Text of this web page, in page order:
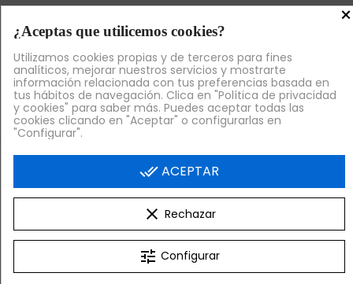
Nuestras Landings
LLÁMANOS 
VER RESEÑAS EN GOOGLE
×
¿Aceptas que utilicemos cookies?
Utilizamos cookies propias y de terceros para fines
analíticos, mejorar nuestros servicios y mostrarte
información relacionada con tus preferencias basada en
tus hábitos de navegación. Clica en "Política de privacidad
y cookies" para saber más. Puedes aceptar todas las
cookies clicando en "Aceptar" o configurarlas en
"Configurar".
done_all ACEPTAR
clear Rechazar
tune Configurar